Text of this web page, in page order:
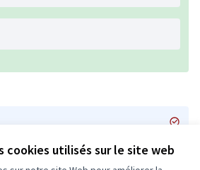
cookies utilisés sur le site web